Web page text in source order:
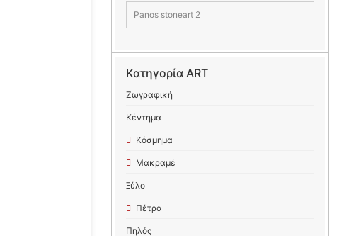
Panos stoneart 2
Κατηγορία ART
Ζωγραφική
Κέντημα
Κόσμημα
Μακραμέ
Ξύλο
Πέτρα
Πηλός